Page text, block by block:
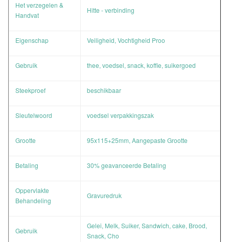
Het verzegelen &
Handvat
Hitte - verbinding
Eigenschap Veiligheid, Vochtigheid Proo
Gebruik thee, voedsel, snack, koffie, suikergoed
Steekproef beschikbaar
Sleutelwoord voedsel verpakkingszak
Grootte 95x115+25mm, Aangepaste Grootte
Betaling 30% geavanceerde Betaling
Oppervlakte
Behandeling
Gravuredruk
Gebruik
Gelei, Melk, Suiker, Sandwich, cake, Brood,
Snack, Cho